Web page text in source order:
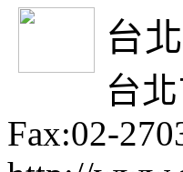
台
台
Fax:02-